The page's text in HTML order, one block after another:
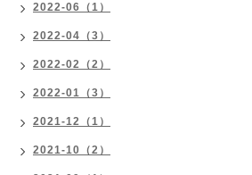
2022-06（1）
2022-04（3）
2022-02（2）
2022-01（3）
2021-12（1）
2021-10（2）